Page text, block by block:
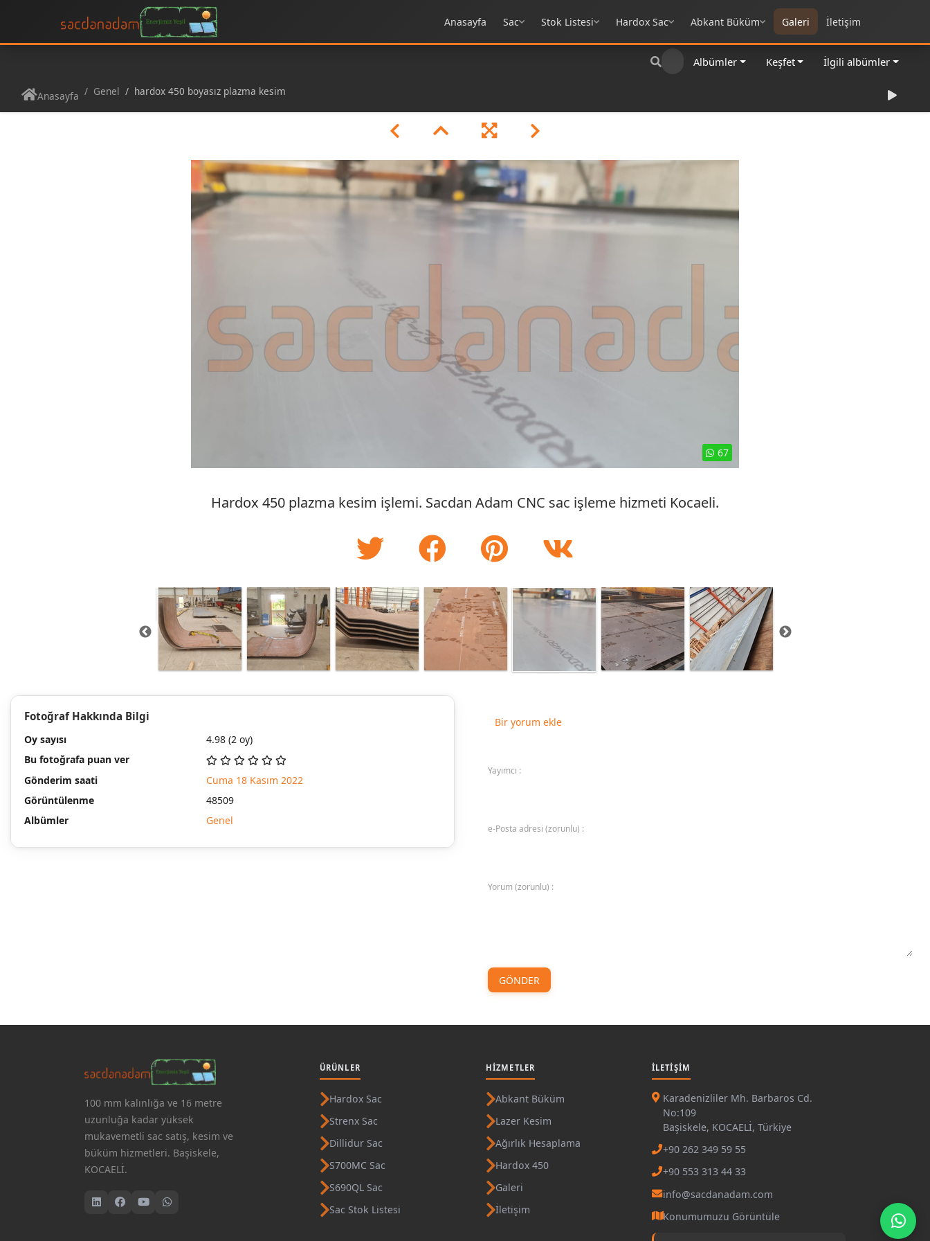
Anasayfa Sac Stok Listesi Hardox Sac Abkant Büküm Galeri İletişim
Albümler Keşfet İlgili albümler
Anasayfa Genel hardox 450 boyasız plazma kesim
67
Hardox 450 plazma kesim işlemi. Sacdan Adam CNC sac işleme hizmeti Kocaeli.
Fotoğraf Hakkında Bilgi
Oy sayısı 4.98 (2 oy)
Bu fotoğrafa puan ver
Gönderim saati
Cuma 18 Kasım 2022
Görüntülenme
48509
Albümler
Genel
Bir yorum ekle
Yayımcı :
e-Posta adresi (zorunlu) :
Yorum (zorunlu) :
GÖNDER
100 mm kalınlığa ve 16 metre
uzunluğa kadar yüksek
mukavemetli sac satış, kesim ve
büküm hizmetleri. Başiskele,
KOCAELİ.
ÜRÜNLER
Hardox Sac
Strenx Sac
Dillidur Sac
S700MC Sac
S690QL Sac
Sac Stok Listesi
HIZMETLER
Abkant Büküm
Lazer Kesim
Ağırlık Hesaplama
Hardox 450
Galeri
İletişim
İLETIŞIM
Karadenizliler Mh. Barbaros Cd.
No:109
Başiskele, KOCAELİ, Türkiye
+90 262 349 59 55
+90 553 313 44 33
info@sacdanadam.com
Konumumuzu Görüntüle